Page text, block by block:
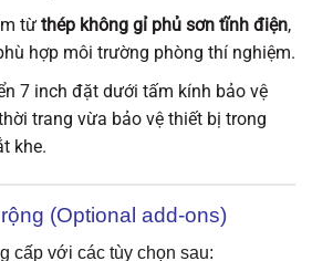
từ thép không gỉ phủ sơn tĩnh điện,
hợp môi trường phòng thí nghiệm.
7 inch đặt dưới tấm kính bảo vệ
trang vừa bảo vệ thiết bị trong
khe.
(Optional add-ons)
cấp với các tùy chọn sau: